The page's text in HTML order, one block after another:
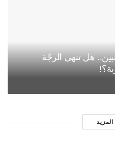
هل تنهي الرجّة